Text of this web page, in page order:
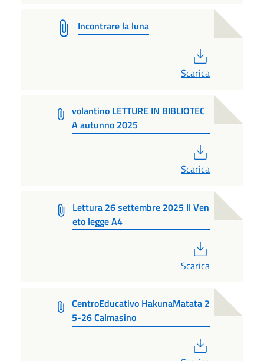
Incontrare la luna
Scarica
volantino LETTURE IN BIBLIOTEC
A autunno 2025
Scarica
Lettura 26 settembre 2025 Il Ven
eto legge A4
Scarica
CentroEducativo HakunaMatata 2
5-26 Calmasino